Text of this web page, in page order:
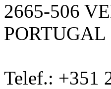
2665-506
PORTUGAL
Telef.: +351